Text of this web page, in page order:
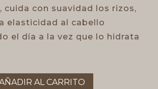
cuida con suavidad los rizos,
elasticidad al cabello
el día a la vez que lo hidrata
AL CARRITO